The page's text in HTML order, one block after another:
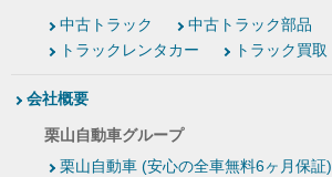
中古トラック
中古トラック部品
トラックレンタカー
トラック買取
会社概要
栗山自動車グループ
栗山自動車 (安心の全車無料6ヶ月保証)